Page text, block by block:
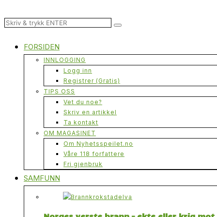
FORSIDEN
INNLOGGING
Logg inn
Registrer (Gratis)
TIPS OSS
Vet du noe?
Skriv en artikkel
Ta kontakt
OM MAGASINET
Om Nyhetsspeilet.no
Våre 118 forfattere
Fri gjenbruk
SAMFUNN